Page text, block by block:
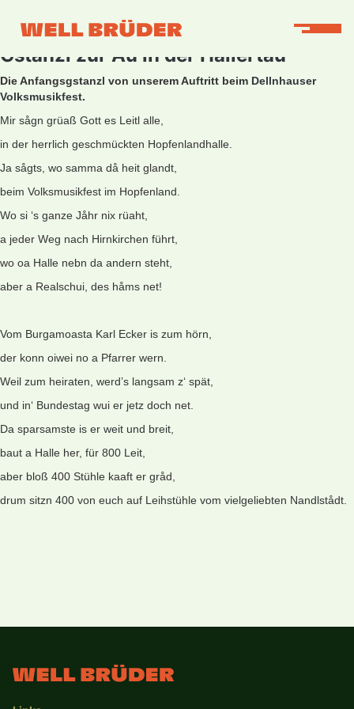
Gstanzl zur Au in der Hallertau
Die Anfangsgstanzl von unserem Auftritt beim Dellnhauser
Volksmusikfest.
Mir sågn grüaß Gott es Leitl alle,
in der herrlich geschmückten Hopfenlandhalle.
Ja sågts, wo samma då heit glandt,
beim Volksmusikfest im Hopfenland.
Wo si ‘s ganze Jåhr nix rüaht,
a jeder Weg nach Hirnkirchen führt,
wo oa Halle nebn da andern steht,
aber a Realschui, des håms net!
Vom Burgamoasta Karl Ecker is zum hörn,
der konn oiwei no a Pfarrer wern.
Weil zum heiraten, werd’s langsam z‘ spät,
und in‘ Bundestag wui er jetz doch net.
Da sparsamste is er weit und breit,
baut a Halle her, für 800 Leit,
aber bloß 400 Stühle kaaft er gråd,
drum sitzn 400 von euch auf Leihstühle vom vielgeliebten Nandlstådt.